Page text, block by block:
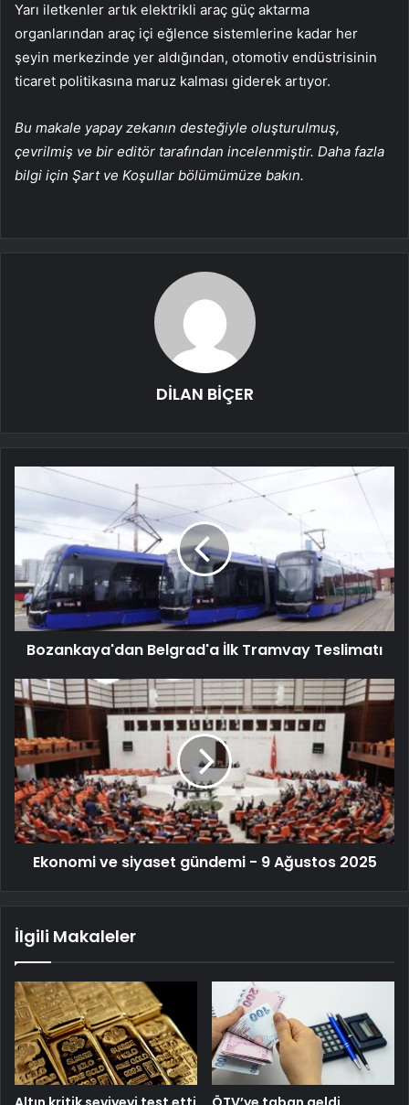
Yarı iletkenler artık elektrikli araç güç aktarma
organlarından araç içi eğlence sistemlerine kadar her
şeyin merkezinde yer aldığından, otomotiv endüstrisinin
ticaret politikasına maruz kalması giderek artıyor.
Bu makale yapay zekanın desteğiyle oluşturulmuş,
çevrilmiş ve bir editör tarafından incelenmiştir. Daha fazla
bilgi için Şart ve Koşullar bölümümüze bakın.
DİLAN BİÇER
Bozankaya'dan Belgrad'a İlk Tramvay Teslimatı
Ekonomi ve siyaset gündemi - 9 Ağustos 2025
İlgili Makaleler